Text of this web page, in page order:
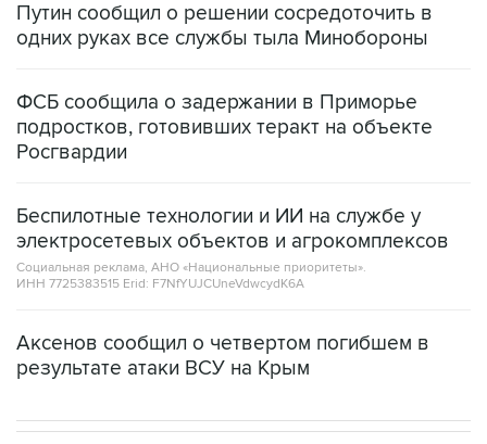
Путин сообщил о решении сосредоточить в
одних руках все службы тыла Минобороны
ФСБ сообщила о задержании в Приморье
подростков, готовивших теракт на объекте
Росгвардии
Беспилотные технологии и ИИ на службе у
электросетевых объектов и агрокомплексов
Социальная реклама, АНО «Национальные приоритеты».
ИНН 7725383515 Erid: F7NfYUJCUneVdwcydK6A
Аксенов сообщил о четвертом погибшем в
результате атаки ВСУ на Крым